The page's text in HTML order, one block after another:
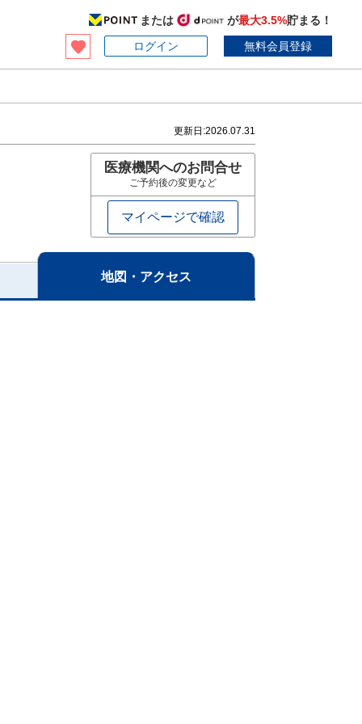
または が最大3.5%貯まる！
ログイン
無料会員登録
更新日:2026.07.31
医療機関へのお問合せ
ご予約後の変更など
マイページで確認
地図・アクセス